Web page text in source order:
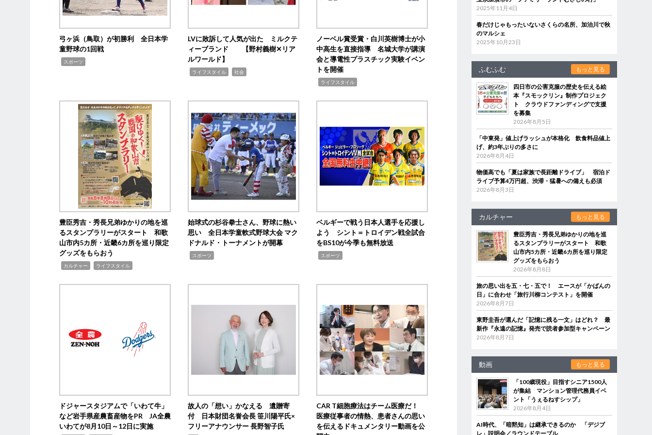
弓ヶ浜（鳥取）が初勝利 全日本学
童野球の1回戦
スポーツ
LVに敗訴して人気が出た ミルクテ
ィーブランド 【野村義樹✕リア
ルワールド】
ライフスタイル 社会
ノーベル賞受賞・白川英樹博士が小
中高生を直接指導 名城大学が講演
会と導電性プラスチック実験イベン
トを開催
ライフスタイル
豊臣秀吉・秀長兄弟ゆかりの地を巡
るスタンプラリーがスタート 和歌
山市内5カ所・近畿6カ所を巡り限定
グッズをもらおう
カルチャー ライフスタイル
始球式の杉谷拳士さん、野球に熱い
思い 全日本学童軟式野球大会 マク
ドナルド・トーナメントが開幕
スポーツ
ベルギーで戦う日本人選手を応援し
よう シント＝トロイデン戦全試合
をBS10が今季も無料放送
スポーツ
ドジャースタジアムで「いわて牛」
など岩手県産農畜産物をPR JA全農
いわてが8月10日～12日に実施
故人の「想い」かなえる 遺贈寄
付 日本財団名誉会長 笹川陽平氏×
フリーアナウンサー 長野智子氏
CAR T細胞療法はチーム医療だ！
医療従事者の情熱、患者さんの思い
を伝えるドキュメンタリー動画を公
2025年11月4日
春だけじゃもったいないさくらの名所、加治川で秋
のマルシェ
2025年10月23日
ふむふむ もっと見る
四日市の公害克服の歴史を伝える絵
本『スモックリン』制作プロジェク
ト クラウドファンディングで支援
を募集
2026年8月5日
「中東発」値上げラッシュが本格化 飲食料品値上
げ、約3年ぶりの多さに
2026年8月4日
物価高でも「夏は家族で長距離ドライブ」 宿泊ド
ライブ予算4万円超、渋滞・猛暑への備えも必須
2026年8月3日
カルチャー もっと見る
豊臣秀吉・秀長兄弟ゆかりの地を巡
るスタンプラリーがスタート 和歌
山市内5カ所・近畿6カ所を巡り限定
グッズをもらおう
2026年8月8日
旅の思い出を五・七・五で！ エースが「かばんの
日」に合わせ「旅行川柳コンテスト」を開催
2026年8月7日
東野圭吾が選んだ「記憶に残る一文」はどれ？ 最
新作『永遠の記憶』発売で読者参加型キャンペーン
2026年8月7日
動画 もっと見る
「100歳現役」目指すシニア1500人
が集結 マンション管理代務員イベ
ント「うぇるねすシップ」
2026年8月4日
AI時代、「暗黙知」は継承できるのか 「デジブ
レ」説明会／ラウンドテーブル